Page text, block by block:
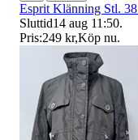
Esprit Klänning Stl.
Sluttid14 aug 11:50.
Pris:249 kr,Köp nu.